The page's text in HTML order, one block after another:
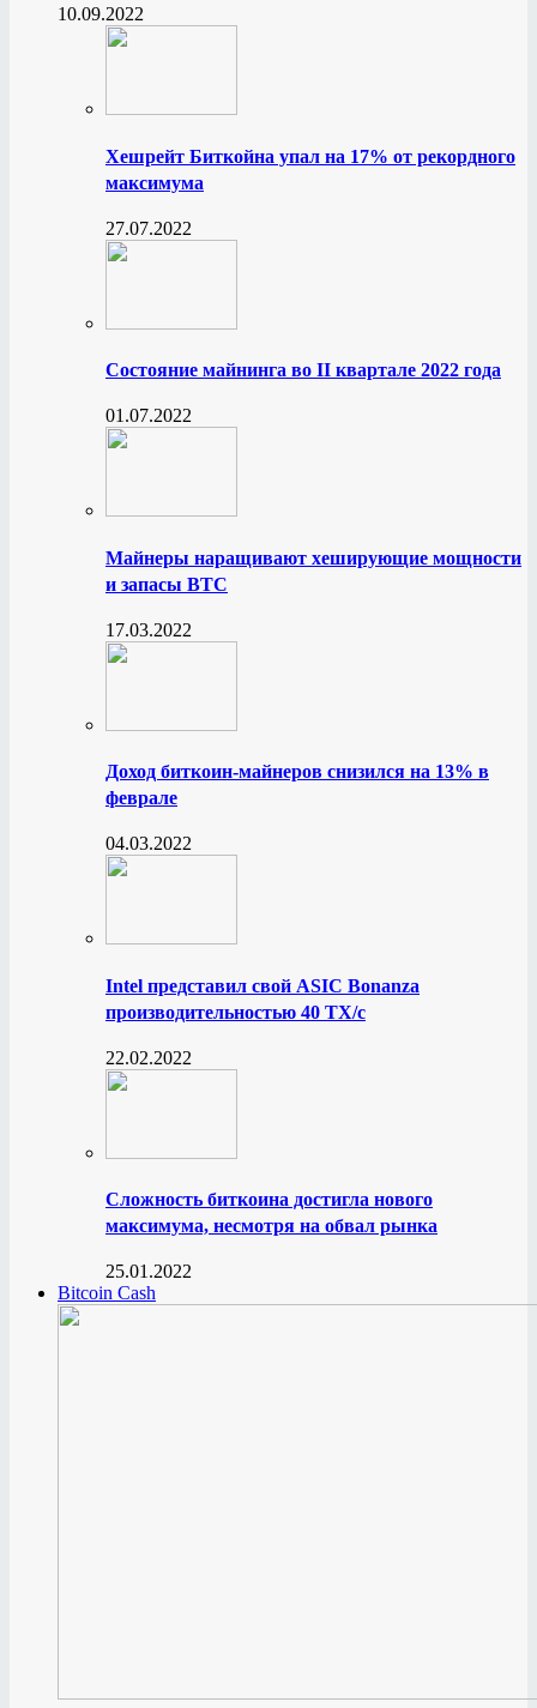
10.09.2022
Хешрейт Биткойна упал на 17% от рекордного
максимума
27.07.2022
Состояние майнинга во II квартале 2022 года
01.07.2022
Майнеры наращивают хеширующие мощности
и запасы BTC
17.03.2022
Доход биткоин-майнеров снизился на 13% в
феврале
04.03.2022
Intel представил свой ASIC Bonanza
производительностью 40 ТХ/с
22.02.2022
Сложность биткоина достигла нового
максимума, несмотря на обвал рынка
25.01.2022
Bitcoin Cash